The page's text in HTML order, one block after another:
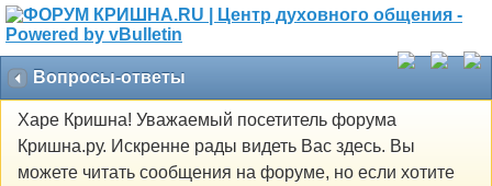
Вопросы-ответы
Харе Кришна! Уважаемый посетитель форума
Кришна.ру. Искренне рады видеть Вас здесь. Вы
можете читать сообщения на форуме, но если хотите